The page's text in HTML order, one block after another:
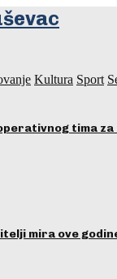
Kultura Sport
tima
mira ove